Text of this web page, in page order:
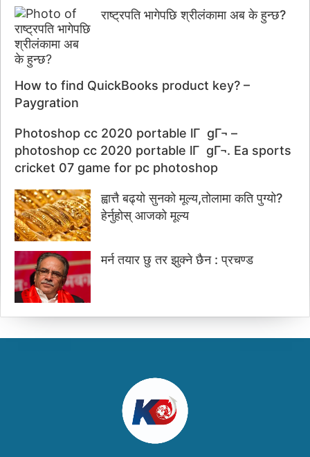
राष्ट्रपति भागेपछि श्रीलंकामा अब के हुन्छ?
How to find QuickBooks product key? –
Paygration
Photoshop cc 2020 portable lГ gГ¬ –
photoshop cc 2020 portable lГ gГ¬. Ea sports
cricket 07 game for pc photoshop
ह्वात्तै बढ्यो सुनको मूल्य,तोलामा कति पुग्यो?
हेर्नुहोस् आजको मूल्य
मर्न तयार छु तर झुक्ने छैन : प्रचण्ड